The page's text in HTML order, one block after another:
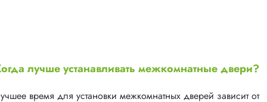
лучше устанавливать межкомнатные двери?
время для установки межкомнатных дверей зависит от